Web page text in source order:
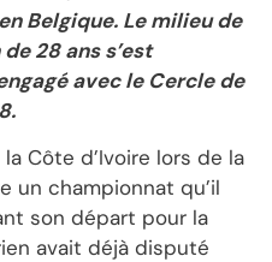
Belgique. Le milieu de
28 ans s’est
avec le Cercle de
Côte d’Ivoire lors de la
un championnat qu’il
son départ pour la
avait déjà disputé